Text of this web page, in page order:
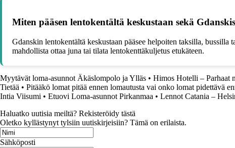
Miten pääsen lentokentältä keskustaan sekä
Gdanskin lentokentältä keskustaan pääsee helpoiten taksilla,
mahdollista ottaa juna tai tilata lentokenttäkuljetus etukäteen.
Myytävät loma-asunnot Äkäslompolo ja Ylläs • Himos Hotelli – Parhaat
Tietää • Pitääkö lomat pitää ennen lomautusta vai onko lomat pidettävä
Intia Viisumi • Etuovi Loma-asunnot Pirkanmaa • Lennot Catania –
Haluatko uutisia meiltä? Rekisteröidy tästä
Oletko kyllästynyt tylsiin uutiskirjeisiin? Tämä on erilaista.
Sähköposti